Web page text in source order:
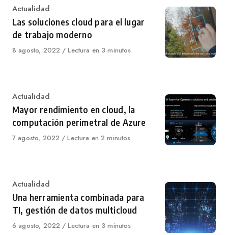
Category
Actualidad
Las soluciones cloud para el lugar
de trabajo moderno
Published
8 agosto, 2022 Lectura en 3 minutos
Category
Actualidad
Mayor rendimiento en cloud, la
computación perimetral de Azure
Published
7 agosto, 2022 Lectura en 2 minutos
Category
Actualidad
Una herramienta combinada para
TI, gestión de datos multicloud
Published
6 agosto, 2022 Lectura en 3 minutos